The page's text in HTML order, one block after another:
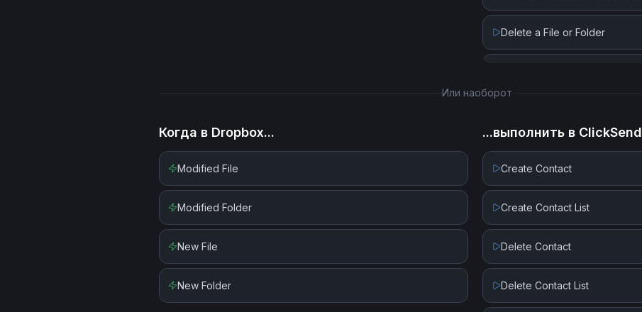
Delete a File or Folder
Move a File or Folder
Rename a File or Folder
Restore a File
Search Files and Folders
Upload a File
Или наоборот
Когда в Dropbox...
Modified File
Modified Folder
New File
New Folder
...выполнить в ClickSend
Create Contact
Create Contact List
Delete Contact
Delete Contact List